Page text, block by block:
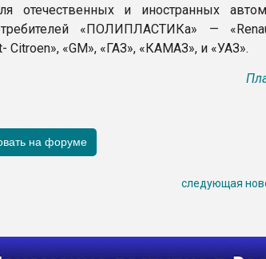
отечественных и иностранных
«ПОЛИПЛАСТИКа» —
Citroen», «GM», «ГАЗ», «КАМАЗ», и «УАЗ».
следующая